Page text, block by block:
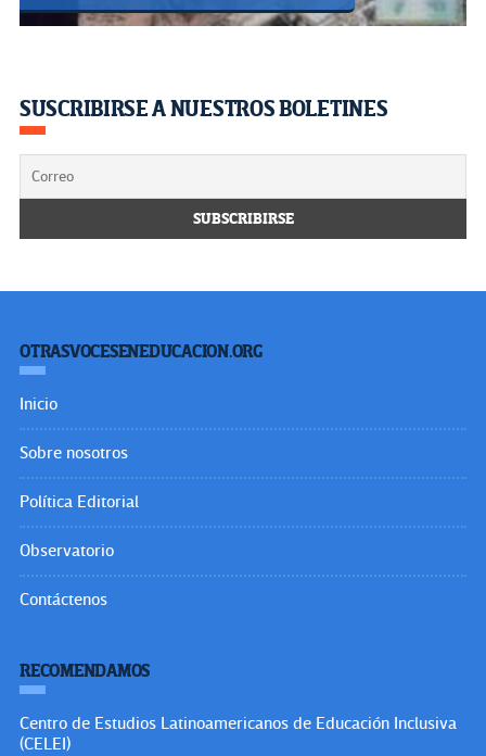
SUSCRIBIRSE A NUESTROS BOLETINES
OTRASVOCESENEDUCACION.ORG
Inicio
Sobre nosotros
Política Editorial
Observatorio
Contáctenos
RECOMENDAMOS
Centro de Estudios Latinoamericanos de Educación Inclusiva
(CELEI)